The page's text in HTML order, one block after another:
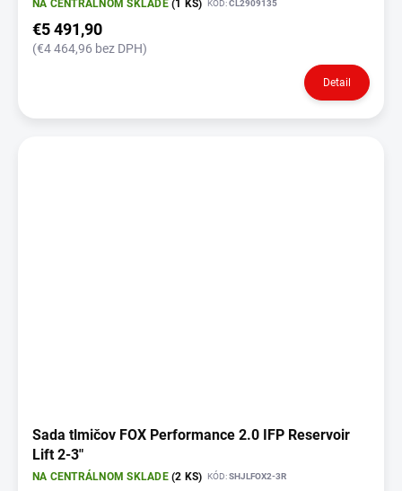
NA CENTRÁLNOM SKLADE(1 KS) KÓD:CL2909135
€5 491,90
(€4 464,96 bez DPH)
Detail
Sada tlmičov FOX Performance 2.0 IFP Reservoir
Lift 2-3"
NA CENTRÁLNOM SKLADE(2 KS) KÓD:SHJLFOX2-3R